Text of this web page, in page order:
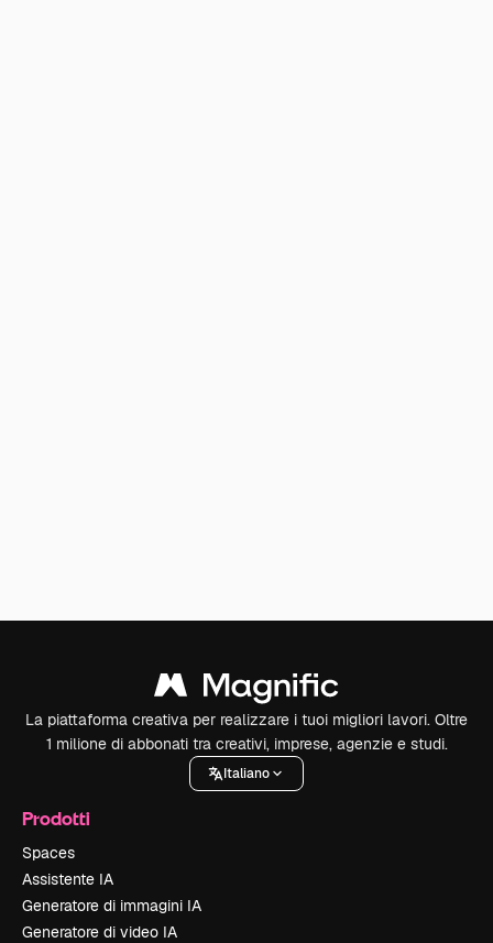
La piattaforma creativa per realizzare i tuoi migliori lavori. Oltre
1 milione di abbonati tra creativi, imprese, agenzie e studi.
Italiano
Prodotti
Spaces
Assistente IA
Generatore di immagini IA
Generatore di video IA